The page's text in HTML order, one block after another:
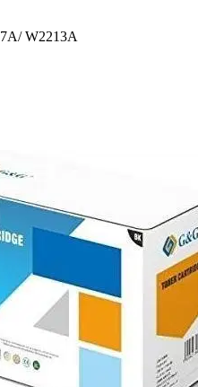
W2213A